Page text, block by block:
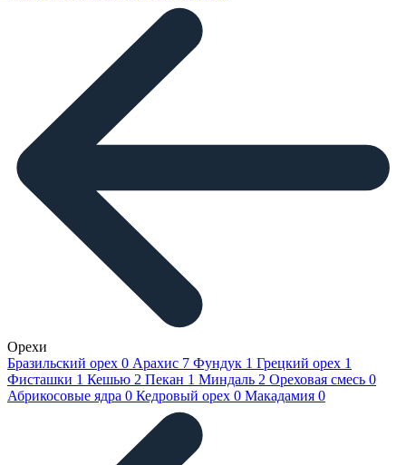
Орехи
Бразильский орех 0 Арахис 7 Фундук 1 Грецкий орех 1
Фисташки 1 Кешью 2 Пекан 1 Миндаль 2 Ореховая смесь 0
Абрикосовые ядра 0 Кедровый орех 0 Макадамия 0